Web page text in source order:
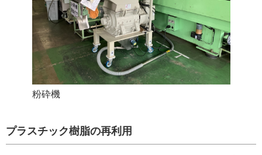
粉砕機
プラスチック樹脂の再利用